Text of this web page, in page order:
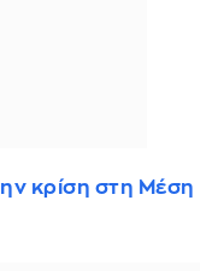
κρίση στη Μέση